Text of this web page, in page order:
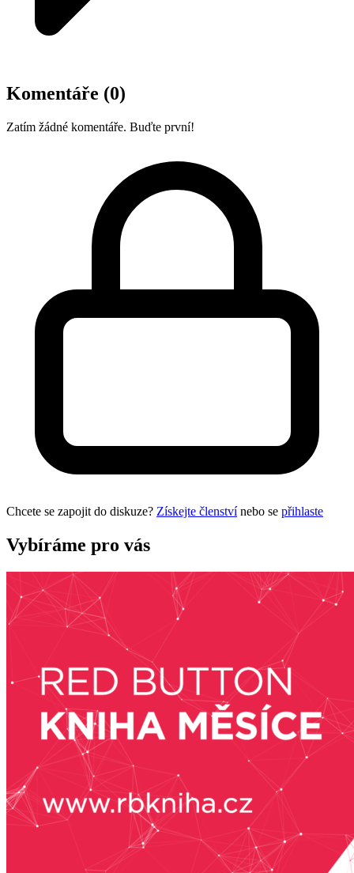
Komentáře (0)
Zatím žádné komentáře. Buďte první!
Chcete se zapojit do diskuze? Získejte členstvínebo se přihlaste
Vybíráme pro vás